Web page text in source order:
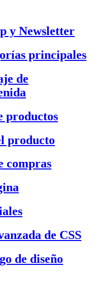
y Newsletter
principales
de
productos
producto
compras
de CSS
de diseño